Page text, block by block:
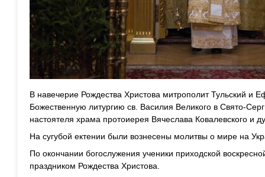
В навечерие Рождества Христова митрополит Тульский и
Божественную литургию св. Василия Великого в Свято-
настоятеля храма протоиерея Вячеслава Ковалевского и
На сугубой ектении были вознесены молитвы о мире на
По окончании богослужения ученики приходской
праздником Рождества Христова.